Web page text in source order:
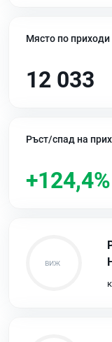
Място по приходи
12 033
Ръст/спад на
+124,4%